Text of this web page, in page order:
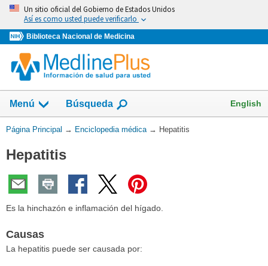
Omita
vaya
al
Contenido
Un sitio oficial del Gobierno de Estados Unidos
Así es como usted puede verificarlo
Biblioteca Nacional de Medicina
Menú Búsqueda English
Usted
aquí:
Página Principal → Enciclopedia médica → Hepatitis
Hepatitis
Es la hinchazón e inflamación del hígado.
Causas
La hepatitis puede ser causada por: